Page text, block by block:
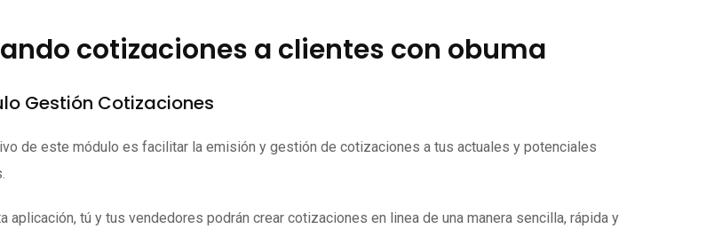
cotizaciones a clientes con obuma
Gestión Cotizaciones
de este módulo es facilitar la emisión y gestión de cotizaciones a tus actuales y potenciales
aplicación, tú y tus vendedores podrán crear cotizaciones en linea de una manera sencilla, rápida y